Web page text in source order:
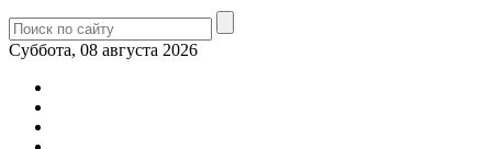
Суббота, 08 августа 2026